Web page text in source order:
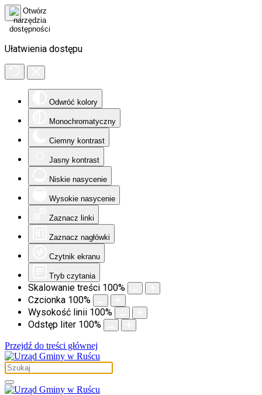
Ułatwienia dostępu
Odwróć kolory
Monochromatyczny
Ciemny kontrast
Jasny kontrast
Niskie nasycenie
Wysokie nasycenie
Zaznacz linki
Zaznacz nagłówki
Czytnik ekranu
Tryb czytania
Skalowanie treści 100%
Czcionka 100%
Wysokość linii 100%
Odstęp liter 100%
Przejdź do treści głównej